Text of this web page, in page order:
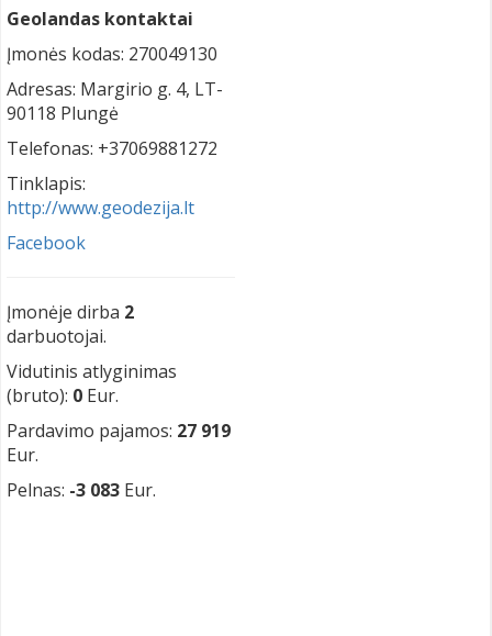
Geolandas kontaktai
Įmonės kodas: 270049130
Adresas: Margirio g. 4, LT-
90118 Plungė
Telefonas: +37069881272
Tinklapis:
http://www.geodezija.lt
Facebook
Įmonėje dirba 2
darbuotojai.
Vidutinis atlyginimas
(bruto): 0 Eur.
Pardavimo pajamos: 27 919
Eur.
Pelnas: -3 083 Eur.